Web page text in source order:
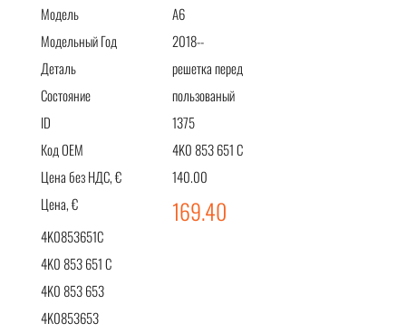
Модель
A6
Модельный Год
2018--
Деталь
решетка перед
Состояние
пользованый
ID
1375
Код OEM
4K0 853 651 C
Цена без НДС, €
140.00
Цена, €
169.40
4K0853651C
4K0 853 651 C
4K0 853 653
4K0853653